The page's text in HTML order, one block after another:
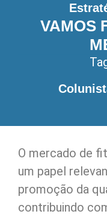
VAMOS
O mercado de
um papel
promoção da
contribuindo